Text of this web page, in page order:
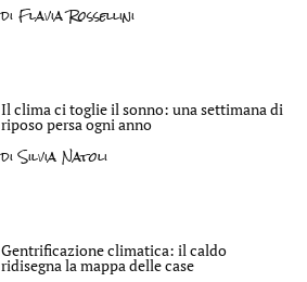
di Flavia Rossellini
Il clima ci toglie il sonno: una settimana di
riposo persa ogni anno
diSilvia Natoli
Gentrificazione climatica: il caldo
ridisegna la mappa delle case